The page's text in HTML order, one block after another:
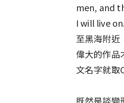
men, and
I will live
至黑海附近
偉大的作品
文名字就取